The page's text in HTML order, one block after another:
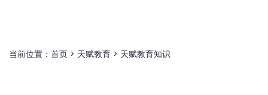
当前位置： 首页 > 天赋教育 > 天赋教育知识